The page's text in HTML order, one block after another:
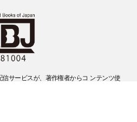
サービスが、著作権者からコ ンテンツ使